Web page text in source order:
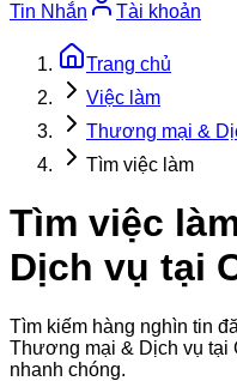
Tin Nhắn Tài khoản
Trang chủ
Việc làm
Thương mại &
Tìm việc làm
Tìm việc
Dịch vụ tại
Tìm kiếm hàng nghìn tin
Thương mại & Dịch vụ tại
nhanh chóng.